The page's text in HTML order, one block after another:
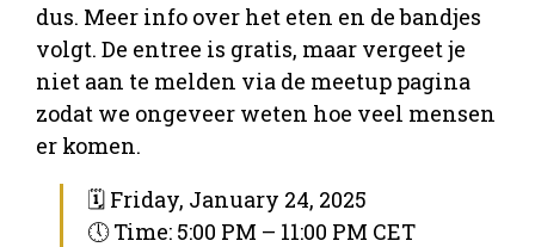
dus. Meer info over het eten en de bandjes
volgt. De entree is gratis, maar vergeet je
niet aan te melden via de meetup pagina
zodat we ongeveer weten hoe veel mensen
er komen.
🗓 Friday, January 24, 2025
🕔 Time: 5:00 PM – 11:00 PM CET